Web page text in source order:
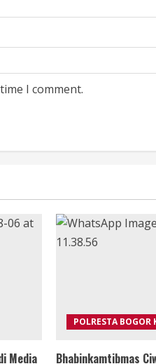
I comment.
Media
POLRESTA BOGOR
Bhabinkamtibmas